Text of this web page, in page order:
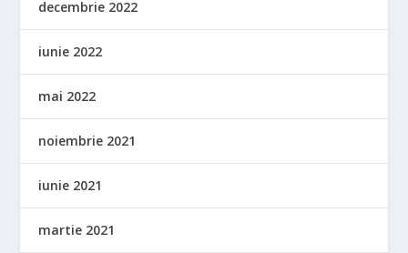
decembrie 2022
iunie 2022
mai 2022
noiembrie 2021
iunie 2021
martie 2021